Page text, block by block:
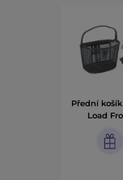
Přední
Load